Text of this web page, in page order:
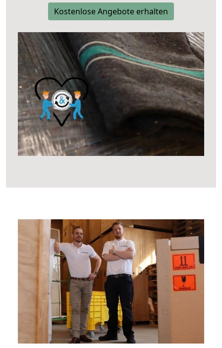
Kostenlose Angebote erhalten